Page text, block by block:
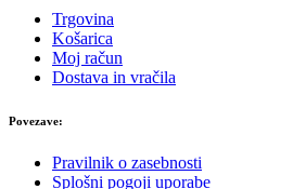
Trgovina
Košarica
Moj račun
Dostava in vračila
Povezave:
Pravilnik o zasebnosti
Splošni pogoji uporabe